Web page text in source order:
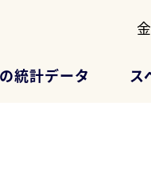
統計データ ス